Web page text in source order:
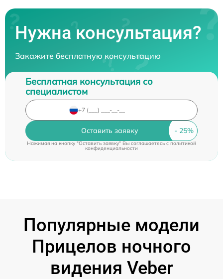
Нужна консультация?
Закажите бесплатную консультацию
Бесплатная консультация со
специалистом
Оставить заявку
Нажимая на кнопку "Оставить заявку" Вы соглашаетесь cполитикой
конфиденциальности
Популярные модели
Прицелов ночного
видения Veber